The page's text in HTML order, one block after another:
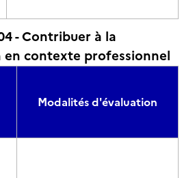
- Contribuer à la
contexte professionnel
Modalités d'évaluation